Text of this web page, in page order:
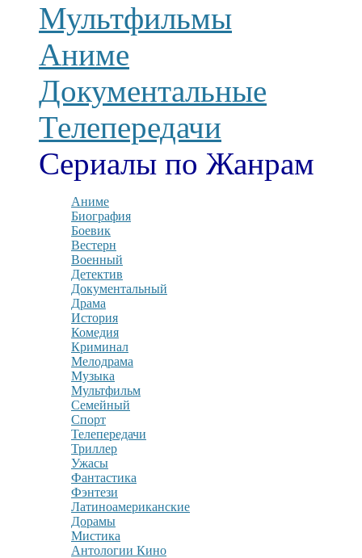
Мультфильмы
Аниме
Документальные
Телепередачи
Сериалы по Жанрам
Аниме
Биография
Боевик
Вестерн
Военный
Детектив
Документальный
Драма
История
Комедия
Криминал
Мелодрама
Музыка
Мультфильм
Семейный
Спорт
Телепередачи
Триллер
Ужасы
Фантастика
Фэнтези
Латиноамериканские
Дорамы
Мистика
Антологии Кино